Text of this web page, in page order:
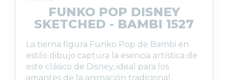
FUNKO POP ANIME
FUNKO POP CINE
FUNKO POP DC COMICS
FUNKO POP DEPORTES
FUNKO POP DISNEY
FUNKO POP DISNEY
SKETCHED - BAMBI 1527
La tierna figura Funko Pop de Bambi en
estilo dibujo captura la esencia artística de
este clásico de Disney, ideal para los
amantes de la animación tradicional.